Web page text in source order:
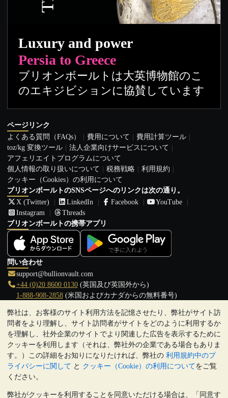
弊社は、お客様のサイト利用方法を記憶させたり、弊社がサイト訪
問者をより理解し、サイト訪問者がサイトをどのように利用するか
を理解し、社外企業のサイトでより関連した広告を表示するために
クッキーを利用します（それは、弊社外の企業である場合もありま
す。）この詳細をお知りになりたければ、弊社の 利用規約中のプ
ライバシーに関して と クッキー（Cookie）の利用についてをご覧
ください。
弊社がクッキーを利用することを同意いただける場合は、「同意す
Luxury and power
Persia to Greece
ブリオンボールトは大英博物館のこ
のエキジビションに協賛しています
ページリンク
よくある質問（FAQs）
費用について
費用計算ツール
toz/kg 変換ツール
法人企業向けサービスについて
アフェリエイトプログラムについて
個人情報の取り扱いについて
税務戦略
利用規約
クッキー（Cookies）の利用について
ブリオンボールトのSNSページへのリンクは次の通り。
X (Twitter)
LinkedIn Facebook
YouTube
Instagram
Threads
ブリオンボールトの携帯アプリ
問い合わせ
support@bullionvault.com
+44 (0)20 8600 0130(英国及び英国外から)
1-888-908-2858(米国およびカナダからの無料番号)
クリックして通話を開始
営業時間:
9:00～20:30 (英国), 月曜日から金曜日
17:00～2:30（日本時間）, 月曜日から金曜日
Galmarley Ltd T/A BullionVault
3 Shortlands (7th Floor)
London